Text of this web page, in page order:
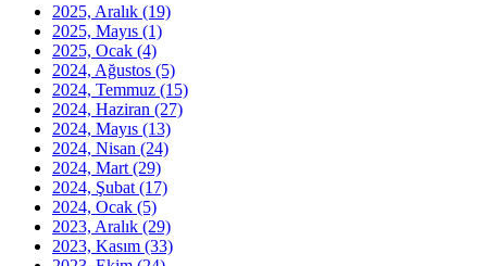
2025, Aralık (19)
2025, Mayıs (1)
2025, Ocak (4)
2024, Ağustos (5)
2024, Temmuz (15)
2024, Haziran (27)
2024, Mayıs (13)
2024, Nisan (24)
2024, Mart (29)
2024, Şubat (17)
2024, Ocak (5)
2023, Aralık (29)
2023, Kasım (33)